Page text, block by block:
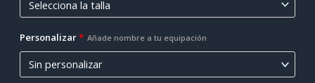
Personalizar* Añade nombre a tu equipación